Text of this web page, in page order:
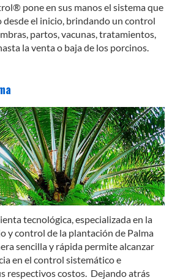
pone en sus manos el sistema que
desde el inicio, brindando un control
partos, vacunas, tratamientos,
la venta o baja de los porcinos.
tecnológica, especializada en la
y control de la plantación de Palma
sencilla y rápida permite alcanzar
en el control sistemático e
respectivos costos. Dejando atrás